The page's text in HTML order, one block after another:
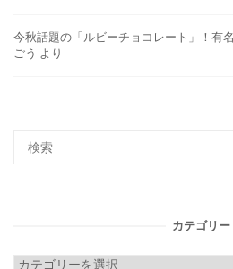
今秋話題の「ルビーチョコレート」！有
ごう より
カテゴリー
カ